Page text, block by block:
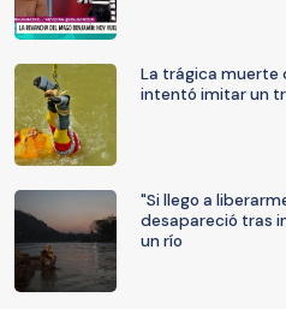
La trágica muerte
intentó imitar un
"Si llego a
desapareció tras
un río